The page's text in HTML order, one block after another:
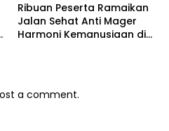
Ribuan Peserta Ramaikan
Jalan Sehat Anti Mager
Harmoni Kemanusiaan di
a comment.